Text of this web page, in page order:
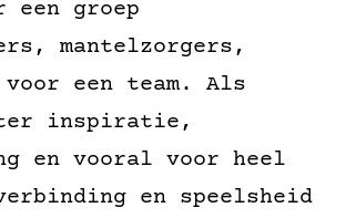
een groep
mantelzorgers,
een team. Als
inspiratie,
en vooral voor heel
en speelsheid